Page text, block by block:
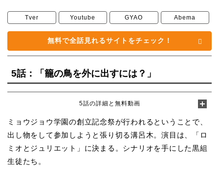
Tver Youtube GYAO Abema
無料で全話見れるサイトをチェック！
5話：「籠の鳥を外に出すには？」
5話の詳細と無料動画
ミョウジョウ学園の創立記念祭が行われるということで、
出し物をして参加しようと張り切る溝呂木。演目は、「ロ
ミオとジュリエット」に決まる。シナリオを手にした黒組
生徒たち。